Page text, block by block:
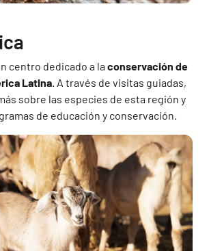
centro dedicado a laconservación de
Latina . A través de visitas guiadas,
sobre las especies de esta región y
de educación y conservación.